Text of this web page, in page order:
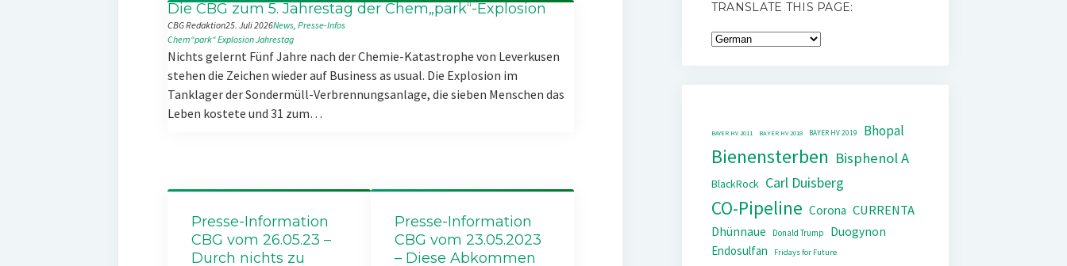
Die CBG zum 5. Jahrestag der Chem„park“-Explosion
CBG Redaktion25. Juli 2026News, Presse-Infos
Chem“park“ExplosionJahrestag
Nichts gelernt Fünf Jahre nach der Chemie-Katastrophe von Leverkusen
stehen die Zeichen wieder auf Business as usual. Die Explosion im
Tanklager der Sondermüll-Verbrennungsanlage, die sieben Menschen das
Leben kostete und 31 zum…
Presse-Information
CBG vom 26.05.23 –
Durch nichts zu
Presse-Information
CBG vom 23.05.2023
– Diese Abkommen
TRANSLATE THIS PAGE:
BAYER HV 2011 BAYER HV 2018 BAYER HV 2019 Bhopal
Bienensterben Bisphenol A
BlackRock Carl Duisberg
CO-Pipeline Corona CURRENTA
Dhünnaue Donald Trump
Duogynon
Endosulfan
Fridays for Future